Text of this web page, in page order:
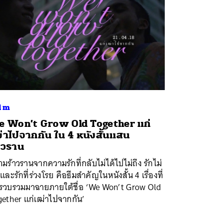
Won’t Grow Old Together แก่
ไปจากกัน ใน 4 หนังสั้นแสน
ราน
ร้าวรานจากความรักที่กลับไม่ได้ไปไม่ถึง รักไม่
ละรักที่ร่วงโรย คือธีมสำคัญในหนังสั้น 4 เรื่องที่
บรวมมาฉายภายใต้ชื่อ ‘We Won’t Grow Old
แก่เฒ่าไปจากกัน’